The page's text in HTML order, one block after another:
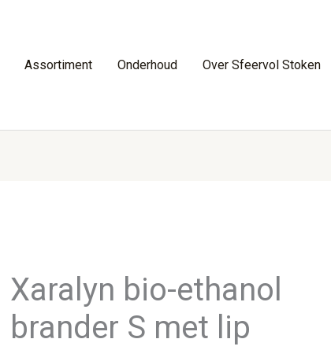
Assortiment Onderhoud Over Sfeervol Stoken
Xaralyn bio-ethanol
brander S met lip